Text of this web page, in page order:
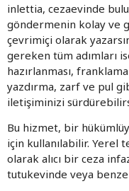
inlettia, cezaevinde
göndermenin kolay ve
çevrimiçi olarak
gereken tüm adımları
hazırlanması,
yazdırma, zarf ve pul
iletişiminizi
Bu hizmet, bir
için kullanılabilir. Yerel
olarak alıcı bir ceza
tutukevinde veya